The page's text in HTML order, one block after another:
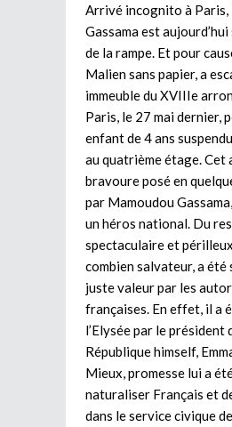
Arrivé incognito à Paris,
Gassama est
de la rampe. Et pour
Malien sans papier, a
immeuble du XVIIIe
Paris, le 27 mai dernier,
enfant de 4 ans
au quatrième étage. Cet
bravoure posé en
par Mamoudou
un héros national. Du
spectaculaire et
combien salvateur, a été
juste valeur par les
françaises. En effet, il a
l’Elysée par le président
République himself,
Mieux, promesse lui a
naturaliser Français et
dans le service civique